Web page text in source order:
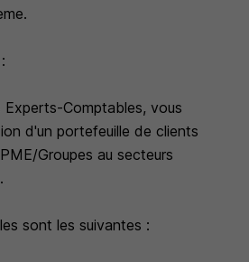
Comptables, vous
d'un portefeuille de clients
Groupes au secteurs
sont les suivantes :